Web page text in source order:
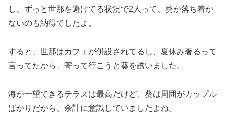
し、ずっと世那を避けてる状況で2人って、葵が落ち着か
ないのも納得でしたよ。
すると、世那はカフェが併設されてるし、夏休み奢るって
言ってたから、寄って行こうと葵を誘いました。
海が一望できるテラスは最高だけど、葵は周囲がカップル
ばかりだから、余計に意識していましたよね。